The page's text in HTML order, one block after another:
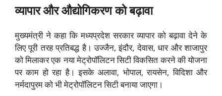
व्यापार और औद्योगिकरण को बढ़ावा
मुख्यमंत्री ने कहा कि मध्यप्रदेश सरकार व्यापार को बढ़ावा देने के
लिए पूरी तरह प्रतिबद्ध है। उज्जैन, इंदौर, देवास, धार और शाजापुर
को मिलाकर एक नया मेट्रोपॉलिटन सिटी विकसित करने की योजना
पर काम हो रहा है। इसके अलावा, भोपाल, रायसेन, विदिशा और
नर्मदापुरम को भी मेट्रोपॉलिटन सिटी बनाया जाएगा।